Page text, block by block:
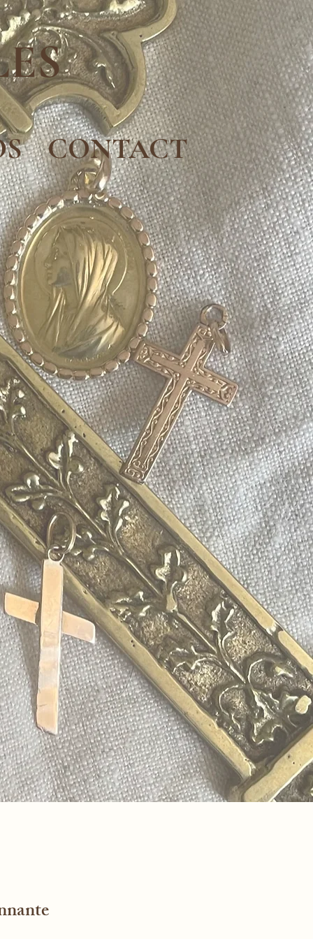
CONTACT